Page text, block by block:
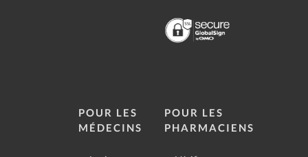
POUR LES
MÉDECINS
POUR LES
PHARMACIENS